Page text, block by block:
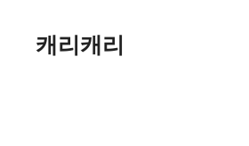
캐리캐리